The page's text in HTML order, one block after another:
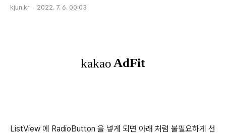
kjun.kr 2022. 7. 6. 00:03
ListView 에 RadioButton 을 넣게 되면 아래 처럼 불필요하게 선